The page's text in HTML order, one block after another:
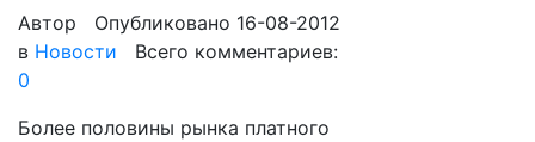
Автор
Опубликовано 16-08-2012
в Новости Всего комментариев:
0
Более половины рынка платного